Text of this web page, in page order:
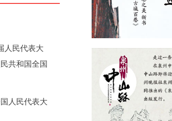
人民代表大
共和国全国
人民代表大